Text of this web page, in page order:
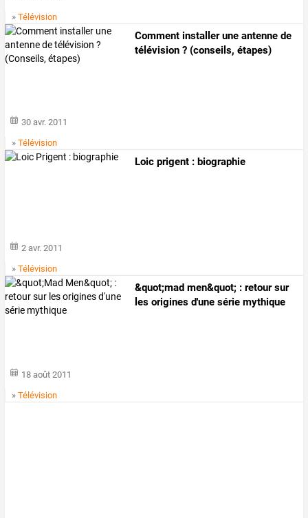
»Télévision
Comment installer une antenne de
télévision ? (conseils, étapes)
30 avr. 2011
»Télévision
Loic prigent : biographie
2 avr. 2011
»Télévision
&quot;mad men&quot; : retour sur
les origines d'une série mythique
18 août 2011
»Télévision